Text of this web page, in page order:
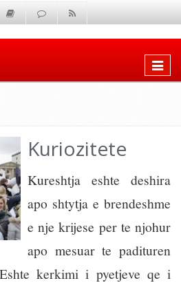
Shfaq
Kuriozitete
Kureshtja eshte deshira
apo shtytja e brendeshme
e nje krijese per te njohur
apo mesuar te padituren
kerkimi i pyetjeve qe i